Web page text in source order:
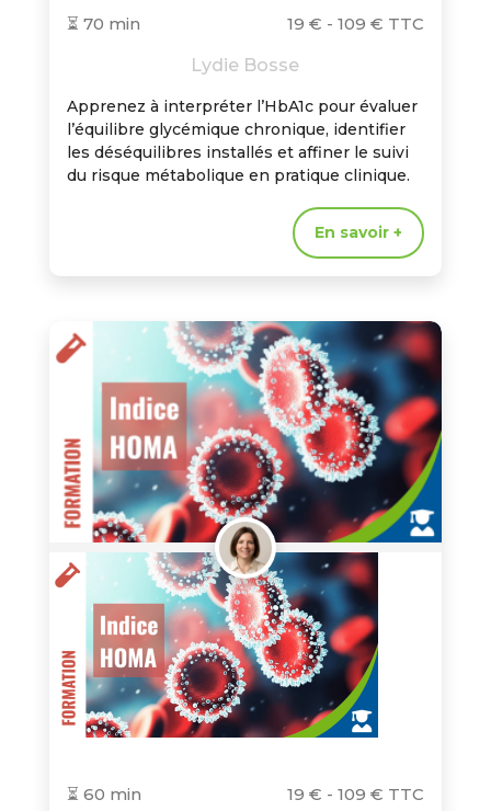
⏳ 70 min
19 € - 109 € TTC
Lydie Bosse
Apprenez à interpréter l’HbA1c pour évaluer
l’équilibre glycémique chronique, identifier
les déséquilibres installés et affiner le suivi
du risque métabolique en pratique clinique.
En savoir +
⏳ 60 min
19 € - 109 € TTC